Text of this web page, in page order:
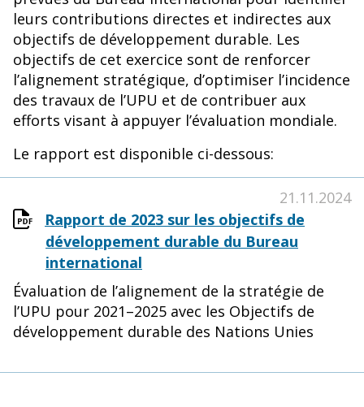
leurs contributions directes et indirectes aux
objectifs de développement durable. Les
objectifs de cet exercice sont de renforcer
l’alignement stratégique, d’optimiser l’incidence
des travaux de l’UPU et de contribuer aux
efforts visant à appuyer l’évaluation mondiale.
Le rapport est disponible ci-dessous:
Rapport de 2023 sur les objectifs de
développement durable du Bureau
international
21.11.2024
Évaluation de l’alignement de la stratégie de
l’UPU pour 2021–2025 avec les Objectifs de
développement durable des Nations Unies